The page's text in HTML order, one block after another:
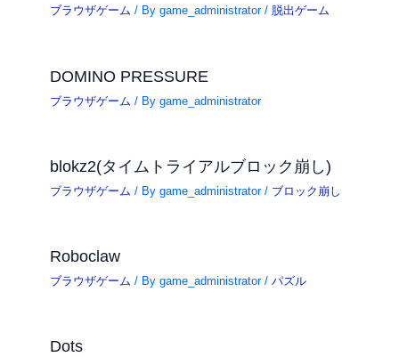
ブラウザゲーム / Bygame_administrator/ 脱出ゲーム
DOMINO PRESSURE
ブラウザゲーム / Bygame_administrator
blokz2(タイムトライアルブロック崩し)
ブラウザゲーム / Bygame_administrator/ ブロック崩し
Roboclaw
ブラウザゲーム / Bygame_administrator/パズル
Dots